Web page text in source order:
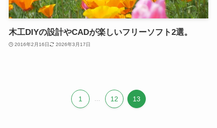
木工DIYの設計やCADが楽しいフリーソフト2選。
2016年2月16日 2026年3月17日
1 ... 12 13